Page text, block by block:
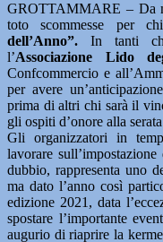
GROTTAMMARE – Da
toto scommesse per
dell’Anno”. In tanti
l’Associazione Lido
Confcommercio e
per avere
prima di altri chi sarà il
gli ospiti d’onore alla
Gli organizzatori in
lavorare
dubbio, rappresenta uno
ma dato l’anno così
edizione 2021, data
spostare l’importante
augurio di riaprire la